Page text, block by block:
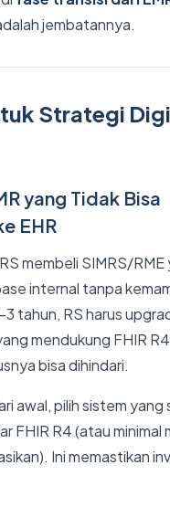
jembatannya.
Strategi
yang Tidak Bisa
EHR
membeli SIMRS/
internal tanpa
tahun, RS harus
mendukung FHIR
bisa dihindari.
awal, pilih sistem yang
FHIR R4 (atau minimal
Ini memastikan